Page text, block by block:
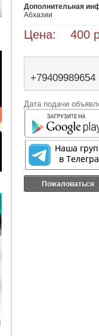
Дополнительная
Абхазии
Цена: 400
+79409989654
Дата подачи
Пожаловаться